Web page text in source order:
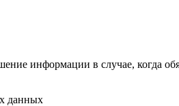
информации в случае, когда
данных